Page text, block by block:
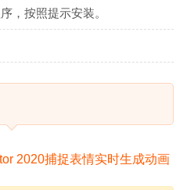
，按照提示安装。